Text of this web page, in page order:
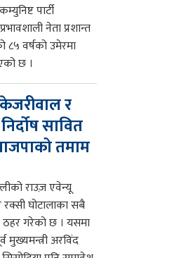
पार्टी
नेता प्रशान्त
८५ वर्षको उमेरमा
छ ।
केजरीवाल र
सावित
तमाम
राउज़ एवेन्यू
घोटालाका सबै
ठहर गरेको छ । यसमा
मुख्यमन्त्री अरविंद